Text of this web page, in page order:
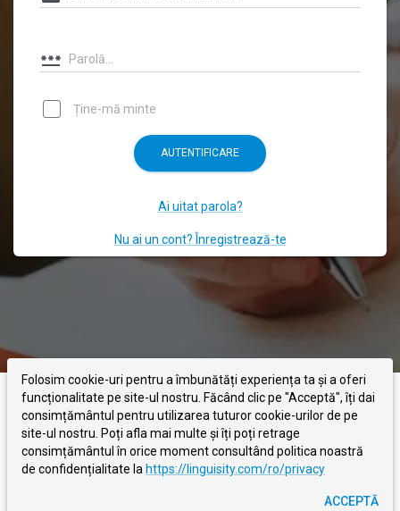
Ține-mă minte
AUTENTIFICARE
Ai uitat parola?
Nu ai un cont? Înregistrează-te
LINGUISITY DESPRE NOI CONTACTEAZĂ-NE
TERMENI POLITICA DE CONFIDENȚIALITATE
Tu scrii, noi corectăm
Folosim cookie-uri pentru a îmbunătăți experiența ta și a oferi
funcționalitate pe site-ul nostru. Făcând clic pe "Acceptă", îți dai
consimțământul pentru utilizarea tuturor cookie-urilor de pe
site-ul nostru. Poți afla mai multe și îți poți retrage
consimțământul în orice moment consultând politica noastră
de confidențialitate la https://linguisity.com/ro/privacy
ACCEPTĂ